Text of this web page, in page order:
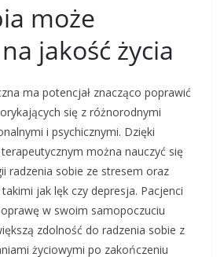
może
jakość życia
ma potencjał znacząco poprawić
się z różnorodnymi
i psychicznymi. Dzięki
można nauczyć się
radzenia sobie ze stresem oraz
jak lęk czy depresja. Pacjenci
w swoim samopoczuciu
zdolność do radzenia sobie z
życiowymi po zakończeniu